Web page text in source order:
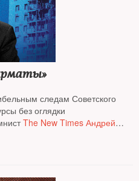
следам Советского
без оглядки
The New Times Андрей